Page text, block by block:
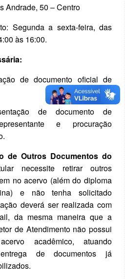
Andrade, 50 – Centro
Segunda a sexta-feira, das
às 16:00.
de documento oficial de
de documento de
e procuração
de Outros Documentos do
necessite retirar outros
no acervo (além do diploma
e não tenha solicitado
deverá ser realizada com
da mesma maneira que a
de Atendimento não possui
acadêmico, atuando
de documentos já